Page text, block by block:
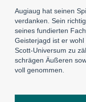
Augiaug hat seinen
verdanken. Sein
seines fundierten
Geisterjagd ist er
Scott-Universum zu
schrägen Äußeren
voll genommen.